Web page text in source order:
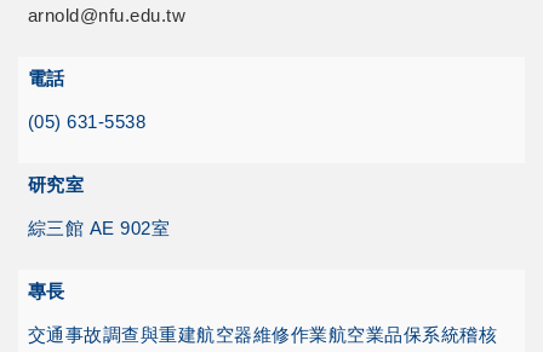
arnold@nfu.edu.tw
電話
(05) 631-5538
研究室
綜三館 AE 902室
專長
交通事故調查與重建航空器維修作業航空業品保系統稽核